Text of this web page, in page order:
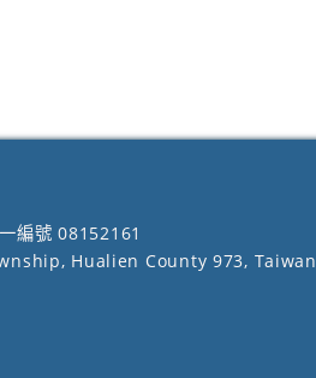
編號 08152161
Hualien County 973, Taiwan